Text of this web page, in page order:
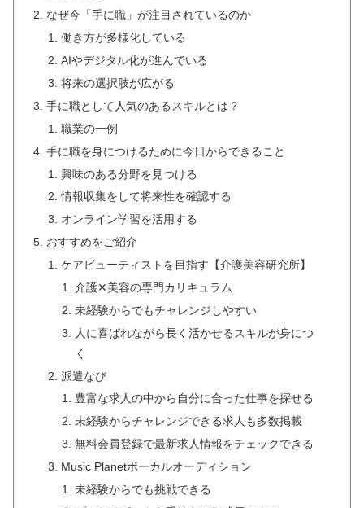
なぜ今「手に職」が注目されているのか
働き方が多様化している
AIやデジタル化が進んでいる
将来の選択肢が広がる
手に職として人気のあるスキルとは？
職業の一例
手に職を身につけるために今日からできること
興味のある分野を見つける
情報収集をして将来性を確認する
オンライン学習を活用する
おすすめをご紹介
ケアビューティストを目指す【介護美容研究所】
介護✕美容の専門カリキュラム
未経験からでもチャレンジしやすい
人に喜ばれながら長く活かせるスキルが身につ
く
派遣なび
豊富な求人の中から自分に合った仕事を探せる
未経験からチャレンジできる求人も多数掲載
無料会員登録で最新求人情報をチェックできる
Music Planetボーカルオーディション
未経験からでも挑戦できる